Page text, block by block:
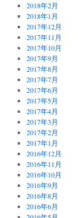
2018年2月
2018年1月
2017年12月
2017年11月
2017年10月
2017年9月
2017年8月
2017年7月
2017年6月
2017年5月
2017年4月
2017年3月
2017年2月
2017年1月
2016年12月
2016年11月
2016年10月
2016年9月
2016年8月
2016年6月